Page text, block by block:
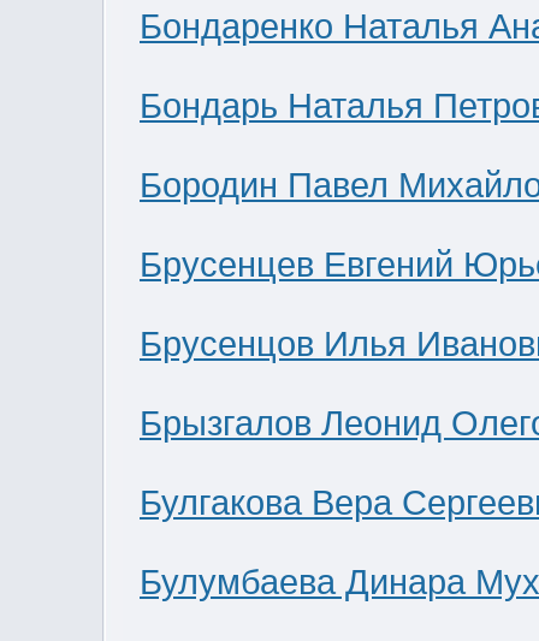
Бондаренко Наталья
Бондарь Наталья
Бородин Павел
Брусенцев Евгений
Брусенцов Илья
Брызгалов Леонид
Булгакова Вера
Булумбаева Динара